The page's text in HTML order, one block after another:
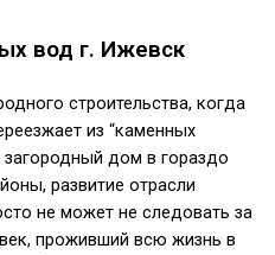
вод г. Ижевск
строительства, когда
из “каменных
дом в гораздо
развитие отрасли
не может не следовать за
проживший всю жизнь в